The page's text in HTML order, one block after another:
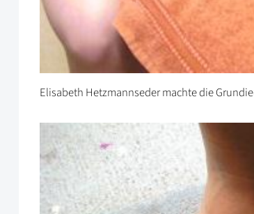
Elisabeth Hetzmannseder machte die